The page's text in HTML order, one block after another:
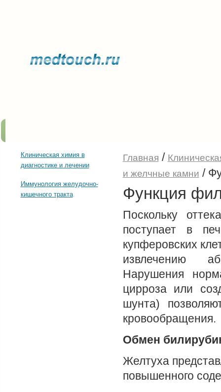
Клиническая химия в
диагностике и лечении
Иммунология желудочно-
кишечного тракта
Главная /
и желчные камни /
Функция
Поскольку
поступает в
купферовских
извлечению
Нарушения
цирроза или
шунта)
кровообращения.
Обмен
Желтуха
повышенного